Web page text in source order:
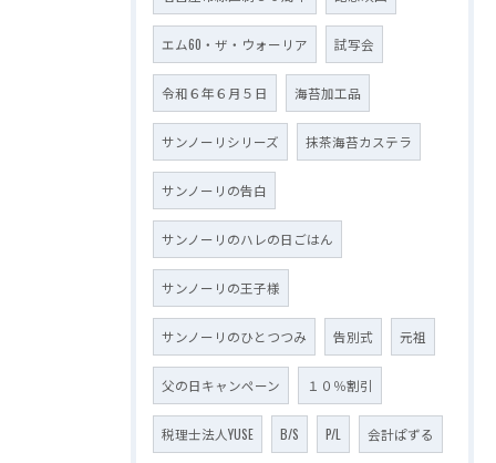
エム60・ザ・ウォーリア 試写会
令和６年６月５日 海苔加工品
サンノーリシリーズ 抹茶海苔カステラ
サンノーリの告白
サンノーリのハレの日ごはん
サンノーリの王子様
サンノーリのひとつつみ 告別式 元祖
父の日キャンペーン １０％割引
税理士法人YUSE B/S P/L 会計ぱずる